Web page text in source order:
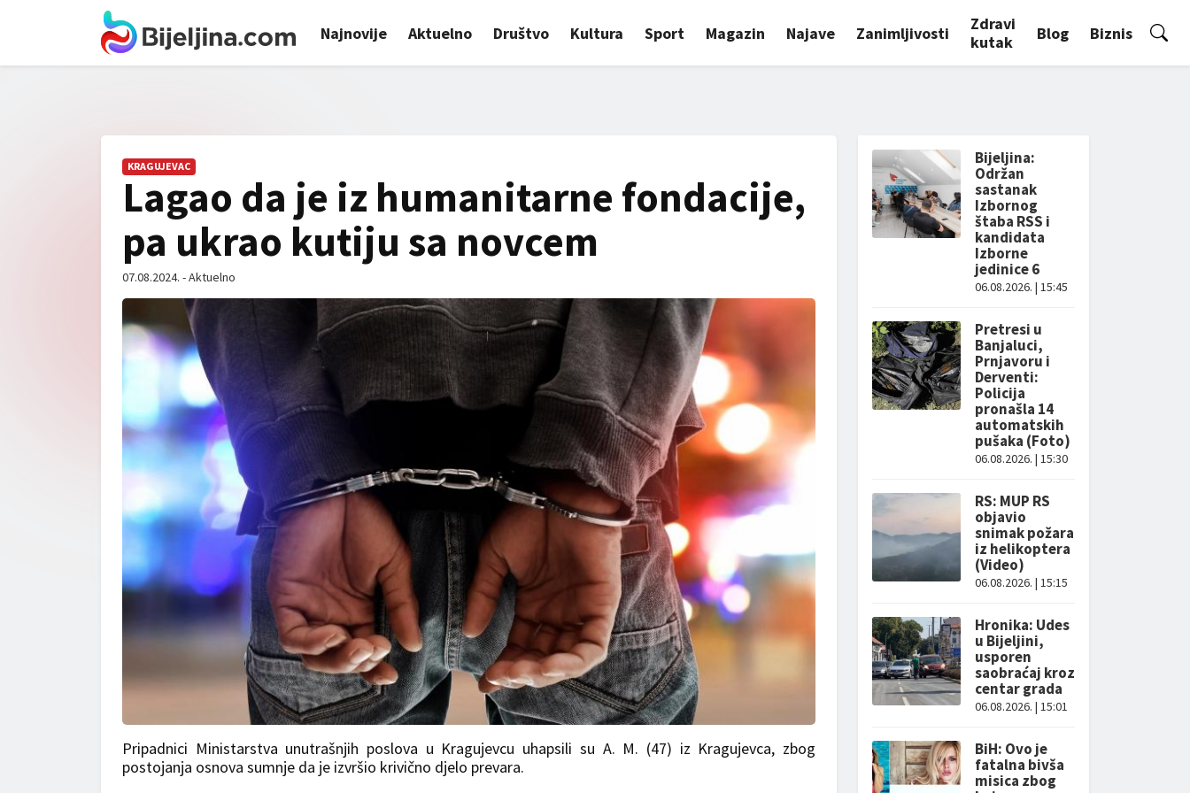
Najnovije Aktuelno Društvo Kultura Sport Magazin Najave Zanimljivosti
Zdravi
kutak
Blog Biznis
KRAGUJEVAC
Lagao da je iz humanitarne fondacije,
pa ukrao kutiju sa novcem
07.08.2024. - Aktuelno
Pripadnici Ministarstva unutrašnjih poslova u Kragujevcu uhapsili su A. M. (47) iz Kragujevca, zbog
postojanja osnova sumnje da je izvršio krivično djelo prevara.
Bijeljina:
Održan
sastanak
Izbornog
štaba RSS i
kandidata
Izborne
jedinice 6
06.08.2026. | 15:45
Pretresi u
Banjaluci,
Prnjavoru i
Derventi:
Policija
pronašla 14
automatskih
pušaka (Foto)
06.08.2026. | 15:30
RS: MUP RS
objavio
snimak požara
iz helikoptera
(Video)
06.08.2026. | 15:15
Hronika: Udes
u Bijeljini,
usporen
saobraćaj kroz
centar grada
06.08.2026. | 15:01
BiH: Ovo je
fatalna bivša
misica zbog